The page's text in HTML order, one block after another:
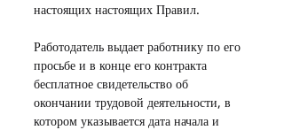
настоящих настоящих Правил.
Работодатель выдает работнику по его
просьбе и в конце его контракта
бесплатное свидетельство об
окончании трудовой деятельности, в
котором указывается дата начала и